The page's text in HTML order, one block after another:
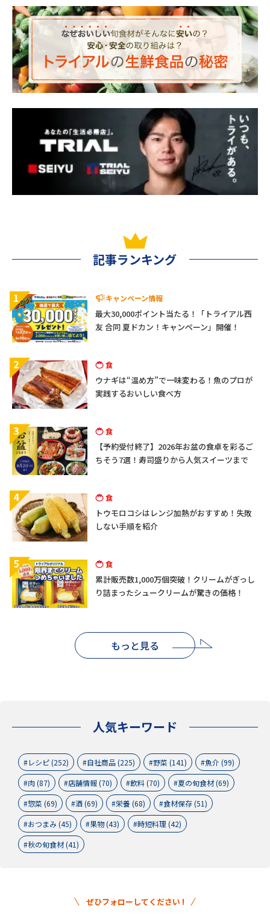
記事ランキング
1 キャンペーン情報
最大30,000ポイント当たる！「トライアル西
友 合同 夏ドカン！キャンペーン」開催！
2 食
ウナギは“温め方”で一味変わる！魚のプロが
実践するおいしい食べ方
3 食
【予約受付終了】2026年お盆の食卓を彩るご
ちそう7選！寿司盛りから人気スイーツまで
4 食
トウモロコシはレンジ加熱がおすすめ！失敗
しない手順を紹介
5 食
累計販売数1,000万個突破！クリームがぎっし
り詰まったシュークリームが驚きの価格！
もっと見る
人気キーワード
レシピ (252) 自社商品 (225) 野菜 (141)
魚介 (99)
肉 (87)
店舗情報 (70) 飲料 (70)
夏の旬食材 (69)
惣菜 (69)
酒 (69) 栄養 (68)
食材保存 (51)
おつまみ (45)
果物 (43)
時短料理 (42)
秋の旬食材 (41)
ぜひフォローしてください !